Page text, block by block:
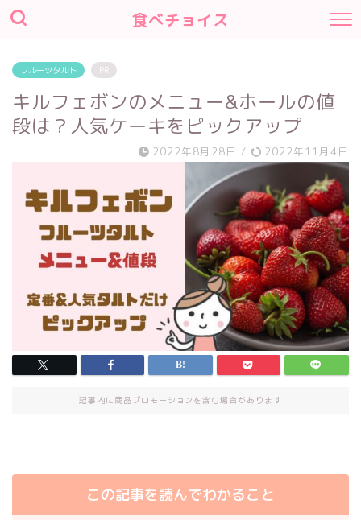
食べチョイス
フルーツタルト PR
キルフェボンのメニュー&ホールの値
段は？人気ケーキをピックアップ
2022年8月28日 / 2022年11月4日
記事内に商品プロモーションを含む場合があります
この記事を読んでわかること